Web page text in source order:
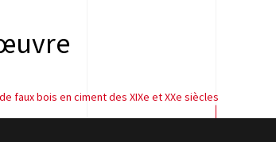
faux bois en ciment des XIXe et XXe siècles